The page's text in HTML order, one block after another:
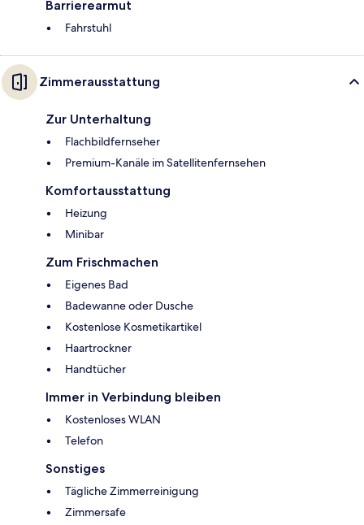
Barrierearmut
Fahrstuhl
Zimmerausstattung
Zur Unterhaltung
Flachbildfernseher
Premium-Kanäle im Satellitenfernsehen
Komfortausstattung
Heizung
Minibar
Zum Frischmachen
Eigenes Bad
Badewanne oder Dusche
Kostenlose Kosmetikartikel
Haartrockner
Handtücher
Immer in Verbindung bleiben
Kostenloses WLAN
Telefon
Sonstiges
Tägliche Zimmerreinigung
Zimmersafe